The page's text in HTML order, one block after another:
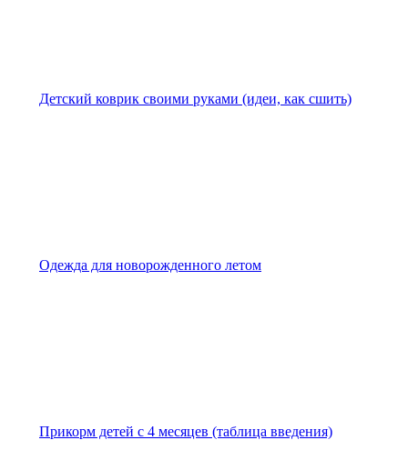
Детский коврик своими руками (идеи, как сшить)
Одежда для новорожденного летом
Прикорм детей с 4 месяцев (таблица введения)